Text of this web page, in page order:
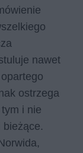
nawet
ostrzega
i nie
bieżące.